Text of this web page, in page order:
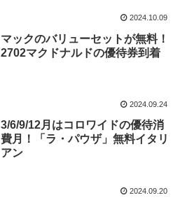
2024.10.09
マックのバリューセットが無料！
2702マクドナルドの優待券到着
2024.09.24
3/6/9/12月はコロワイドの優待消
費月！「ラ・パウザ」無料イタリ
アン
2024.09.20